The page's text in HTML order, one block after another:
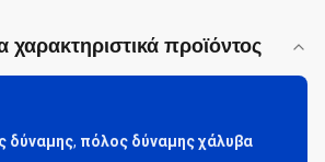
προϊόντος
δύναμης, πόλος δύναμης χάλυβα